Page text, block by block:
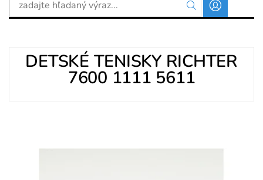
DETSKÉ TENISKY RICHTER
7600 1111 5611